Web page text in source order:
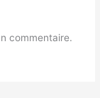
commentaire.